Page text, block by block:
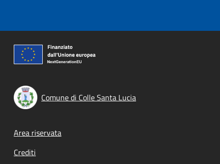
Comune di Colle Santa Lucia
Footer menu
Area riservata
Crediti